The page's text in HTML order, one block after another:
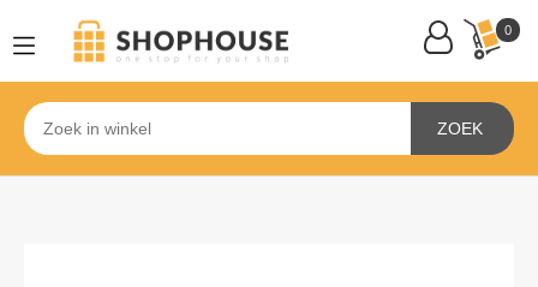
0
ZOEK